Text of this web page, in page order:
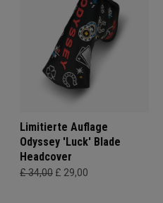
Limitierte Auflage
Odyssey 'Luck' Blade
Headcover
£ 34,00 £ 29,00